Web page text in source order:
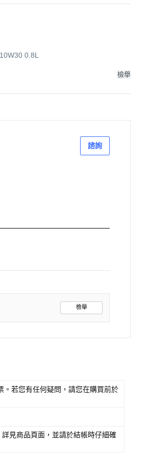
0.8L
檢舉
諮詢
檢舉
。若您有任何疑問，請您在購買前於
見商品頁面，並請於結帳時仔細確